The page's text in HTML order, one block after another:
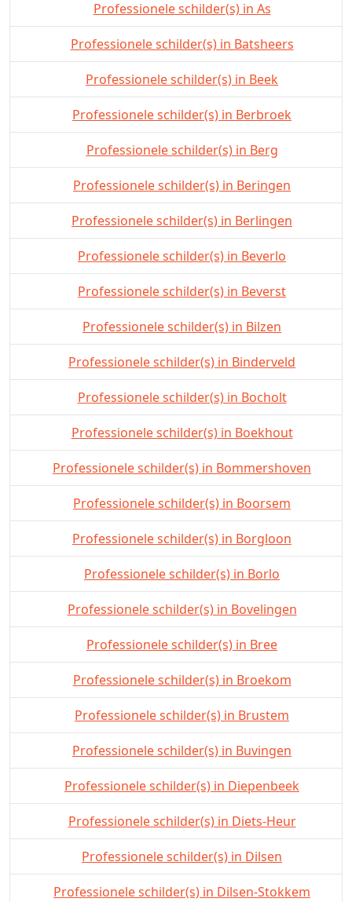
Professionele schilder(s) in As
Professionele schilder(s) in Batsheers
Professionele schilder(s) in Beek
Professionele schilder(s) in Berbroek
Professionele schilder(s) in Berg
Professionele schilder(s) in Beringen
Professionele schilder(s) in Berlingen
Professionele schilder(s) in Beverlo
Professionele schilder(s) in Beverst
Professionele schilder(s) in Bilzen
Professionele schilder(s) in Binderveld
Professionele schilder(s) in Bocholt
Professionele schilder(s) in Boekhout
Professionele schilder(s) in Bommershoven
Professionele schilder(s) in Boorsem
Professionele schilder(s) in Borgloon
Professionele schilder(s) in Borlo
Professionele schilder(s) in Bovelingen
Professionele schilder(s) in Bree
Professionele schilder(s) in Broekom
Professionele schilder(s) in Brustem
Professionele schilder(s) in Buvingen
Professionele schilder(s) in Diepenbeek
Professionele schilder(s) in Diets-Heur
Professionele schilder(s) in Dilsen
Professionele schilder(s) in Dilsen-Stokkem